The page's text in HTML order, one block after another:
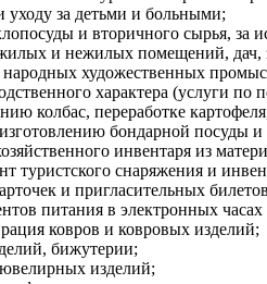
уходу за детьми и больными;
и вторичного сырья, за
и нежилых помещений,
народных художественных
характера (услуги по
колбас, переработке
бондарной посуды и
инвентаря из
туристского снаряжения и
и пригласительных
питания в электронных
ковров и ковровых изделий;
бижутерии;
изделий;